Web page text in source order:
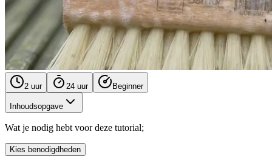
2 uur 24 uur Beginner
Inhoudsopgave
Wat je nodig hebt voor deze tutorial;
Kies benodigdheden